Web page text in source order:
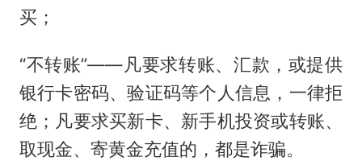
买；
“不转账”——凡要求转账、汇款，或提供
银行卡密码、验证码等个人信息，一律拒
绝；凡要求买新卡、新手机投资或转账、
取现金、寄黄金充值的，都是诈骗。